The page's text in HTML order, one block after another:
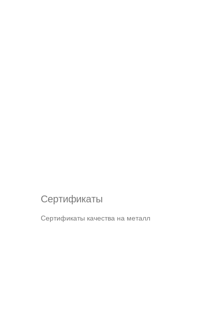
Сертификаты
Сертификаты качества на металл